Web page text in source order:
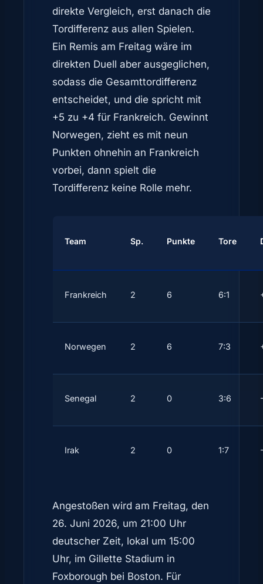
direkte Vergleich, erst danach die
Tordifferenz aus allen Spielen.
Ein Remis am Freitag wäre im
direkten Duell aber ausgeglichen,
sodass die Gesamttordifferenz
entscheidet, und die spricht mit
+5 zu +4 für Frankreich. Gewinnt
Norwegen, zieht es mit neun
Punkten ohnehin an Frankreich
vorbei, dann spielt die
Tordifferenz keine Rolle mehr.
Team Sp. Punkte Tore
Frankreich 2 6 6:1
Norwegen 2 6 7:3
Senegal 2 0 3:6
Irak 2 0 1:7
Angestoßen wird am Freitag, den
26. Juni 2026, um 21:00 Uhr
deutscher Zeit, lokal um 15:00
Uhr, im Gillette Stadium in
Foxborough bei Boston. Für